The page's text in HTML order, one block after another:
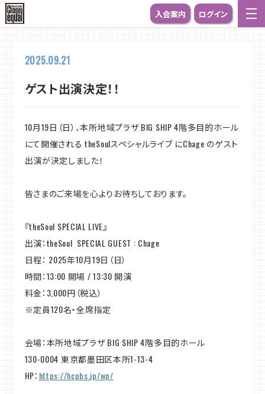
入会案内 ログイン
2025.09.21
ゲスト出演決定！！
10月19日（日）、本所地域プラザ BIG SHIP 4階多目的ホール
にて開催される theSoulスペシャルライブ にChage のゲスト
出演が決定しました！
皆さまのご来場を心よりお待ちしております。
『theSoul SPECIAL LIVE』
出演：theSoul SPECIAL GUEST : Chage
日程： 2025年10月19日（日）
時間：13:00 開場 / 13:30 開演
料金：3,000円（税込）
※定員120名・全席指定
会場：本所地域プラザ BIG SHIP 4階多目的ホール
130-0004 東京都墨田区本所1-13-4
HP： https://hcpbs.jp/wp/